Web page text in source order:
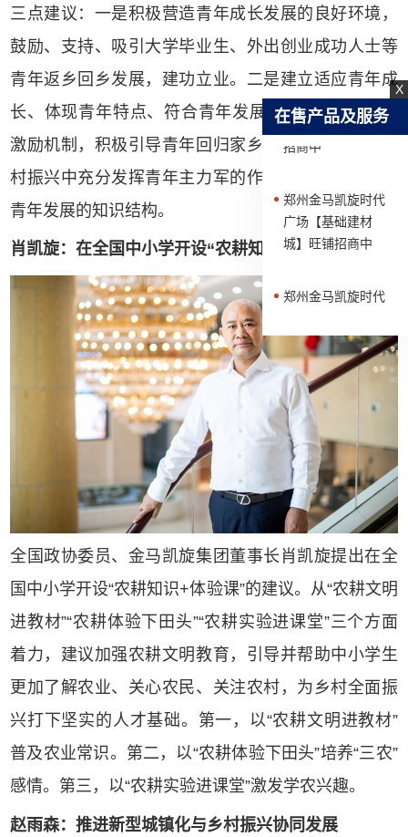
三点建议：一是积极营造青年成长发展的良好环境，
鼓励、支持、吸引大学毕业生、外出创业成功人士等
青年返乡回乡发展，建功立业。二是建立适应青年成
长、体现青年特点、符合青年发展的“回归”乡村振兴
激励机制，积极引导青年回归家乡、建设家乡，在乡
村振兴中充分发挥青年主力军的作用。三是不断优化
青年发展的知识结构。
肖凯旋：在全国中小学开设“农耕知识+体验课”
全国政协委员、金马凯旋集团董事长肖凯旋提出在全
国中小学开设“农耕知识+体验课”的建议。从“农耕文明
进教材”“农耕体验下田头”“农耕实验进课堂”三个方面
着力，建议加强农耕文明教育，引导并帮助中小学生
更加了解农业、关心农民、关注农村，为乡村全面振
兴打下坚实的人才基础。第一，以“农耕文明进教材”
普及农业常识。第二，以“农耕体验下田头”培养“三农”
感情。第三，以“农耕实验进课堂”激发学农兴趣。
赵雨森：推进新型城镇化与乡村振兴协同发展
X
在售产品及服务
【十二市集】旺铺
招商中
居CBD】少量旺铺
招商中
郑州金马凯旋时代
广场【基础建材
城】旺铺招商中
郑州金马凯旋时代
武汉【长江凯旋
城】滨江华宅热卖
中
武汉【长江凯旋
城】商业街旺铺招
商中
金马凯旋时代广场
【十二市集】旺铺
招商中
居CBD】少量旺铺
招商中